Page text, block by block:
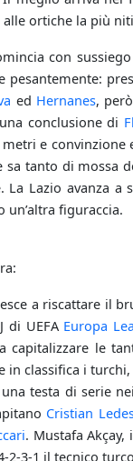
alle ortiche la più
con
ed Hernanes,
conclusione di
e convinzione
tanto di mossa
La Lazio avanza
figuraccia.
a riscattare il
di UEFA Europa
le
in classifica i
testa di serie
Cristian
. Mustafa
3-1 il tecnico